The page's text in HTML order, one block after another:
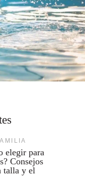
elegir para
Consejos
talla y el